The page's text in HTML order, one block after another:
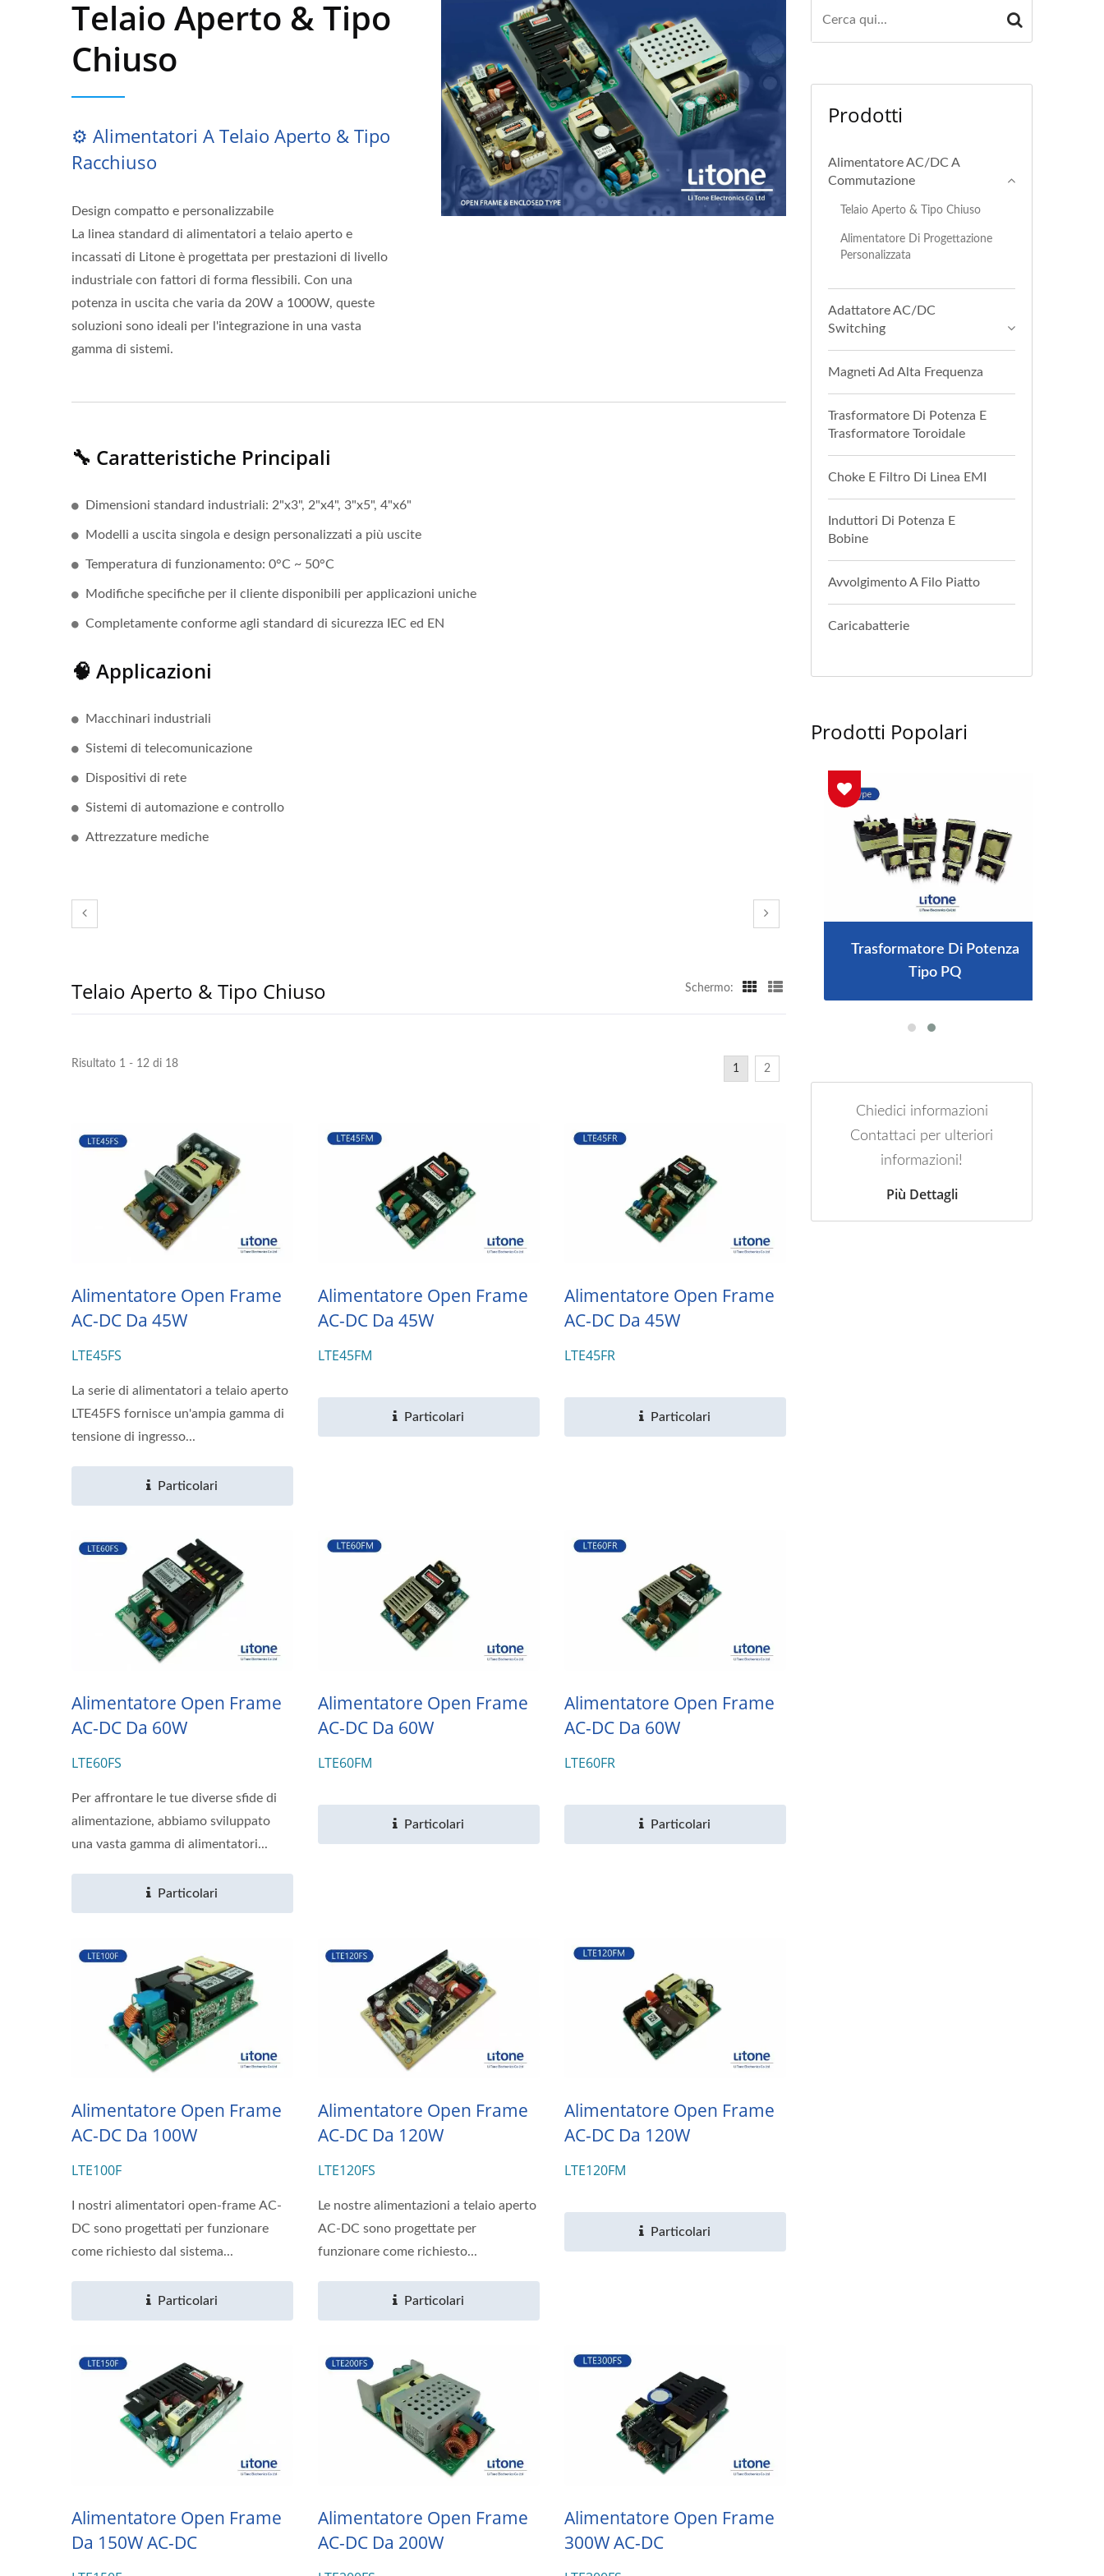
Telaio Aperto & Tipo
Chiuso
⚙️ Alimentatori A Telaio Aperto & Tipo
Racchiuso
Design compatto e personalizzabile
La linea standard di alimentatori a telaio aperto e
incassati di Litone è progettata per prestazioni di livello
industriale con fattori di forma flessibili. Con una
potenza in uscita che varia da 20W a 1000W, queste
soluzioni sono ideali per l'integrazione in una vasta
gamma di sistemi.
🔧 Caratteristiche Principali
Dimensioni standard industriali: 2"x3", 2"x4", 3"x5", 4"x6"
Modelli a uscita singola e design personalizzati a più uscite
Temperatura di funzionamento: 0°C ~ 50°C
Modifiche specifiche per il cliente disponibili per applicazioni uniche
Completamente conforme agli standard di sicurezza IEC ed EN
🧠 Applicazioni
Macchinari industriali
Sistemi di telecomunicazione
Dispositivi di rete
Sistemi di automazione e controllo
Attrezzature mediche
Telaio Aperto & Tipo Chiuso Schermo:
Risultato 1 - 12 di 18 1 2
Alimentatore Open Frame
AC-DC Da 45W
LTE45FS
La serie di alimentatori a telaio aperto
LTE45FS fornisce un'ampia gamma di
tensione di ingresso...
Particolari
Alimentatore Open Frame
AC-DC Da 45W
LTE45FM
Particolari
Alimentatore Open Frame
AC-DC Da 45W
LTE45FR
Particolari
Alimentatore Open Frame
AC-DC Da 60W
LTE60FS
Per affrontare le tue diverse sfide di
alimentazione, abbiamo sviluppato
una vasta gamma di alimentatori...
Particolari
Alimentatore Open Frame
AC-DC Da 60W
LTE60FM
Particolari
Alimentatore Open Frame
AC-DC Da 60W
LTE60FR
Particolari
Alimentatore Open Frame
AC-DC Da 100W
LTE100F
I nostri alimentatori open-frame AC-
DC sono progettati per funzionare
come richiesto dal sistema...
Particolari
Alimentatore Open Frame
AC-DC Da 120W
LTE120FS
Le nostre alimentazioni a telaio aperto
AC-DC sono progettate per
funzionare come richiesto...
Particolari
Alimentatore Open Frame
AC-DC Da 120W
LTE120FM
Particolari
Alimentatore Open Frame
Da 150W AC-DC
Alimentatore Open Frame
AC-DC Da 200W
Alimentatore Open Frame
300W AC-DC
Prodotti
Alimentatore AC/DC A
Commutazione
Telaio Aperto & Tipo Chiuso
Alimentatore Di Progettazione
Personalizzata
Adattatore AC/DC
Switching
Magneti Ad Alta Frequenza
Trasformatore Di Potenza E
Trasformatore Toroidale
Choke E Filtro Di Linea EMI
Induttori Di Potenza E
Bobine
Avvolgimento A Filo Piatto
Caricabatterie
Prodotti Popolari
Trasformatore Di Potenza
Tipo PQ
Chiedici informazioni
Contattaci per ulteriori
informazioni!
Più Dettagli